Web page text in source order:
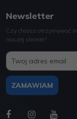
Newsletter
Czy chcesz otrzymywać
naszej stronie?